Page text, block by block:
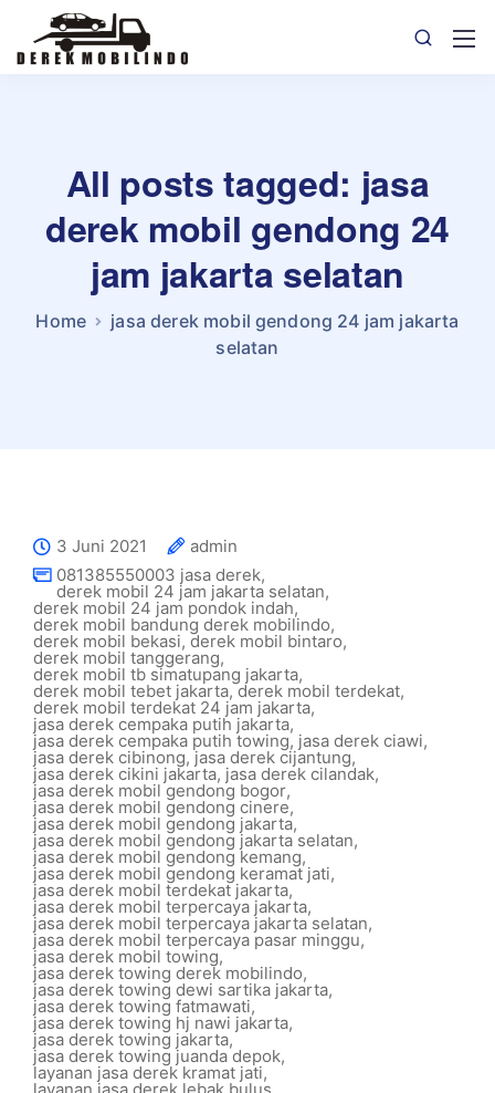
All posts tagged: jasa
derek mobil gendong 24
jam jakarta selatan
Home
jasa derek mobil gendong 24 jam jakarta
selatan
3 Juni 2021
admin
081385550003 jasa derek,
derek mobil 24 jam jakarta selatan,
derek mobil 24 jam pondok indah,
derek mobil bandung derek mobilindo,
derek mobil bekasi, derek mobil bintaro,
derek mobil tanggerang,
derek mobil tb simatupang jakarta,
derek mobil tebet jakarta,derek mobil terdekat,
derek mobil terdekat 24 jam jakarta,
jasa derek cempaka putih jakarta,
jasa derek cempaka putih towing, jasa derek ciawi,
jasa derek cibinong,jasa derek cijantung,
jasa derek cikini jakarta, jasa derek cilandak,
jasa derek mobil gendong bogor,
jasa derek mobil gendong cinere,
jasa derek mobil gendong jakarta,
jasa derek mobil gendong jakarta selatan,
jasa derek mobil gendong kemang,
jasa derek mobil gendong keramat jati,
jasa derek mobil terdekat jakarta,
jasa derek mobil terpercaya jakarta,
jasa derek mobil terpercaya jakarta selatan,
jasa derek mobil terpercaya pasar minggu,
jasa derek mobil towing,
jasa derek towing derek mobilindo,
jasa derek towing dewi sartika jakarta,
jasa derek towing fatmawati,
jasa derek towing hj nawi jakarta,
jasa derek towing jakarta,
jasa derek towing juanda depok,
layanan jasa derek kramat jati,